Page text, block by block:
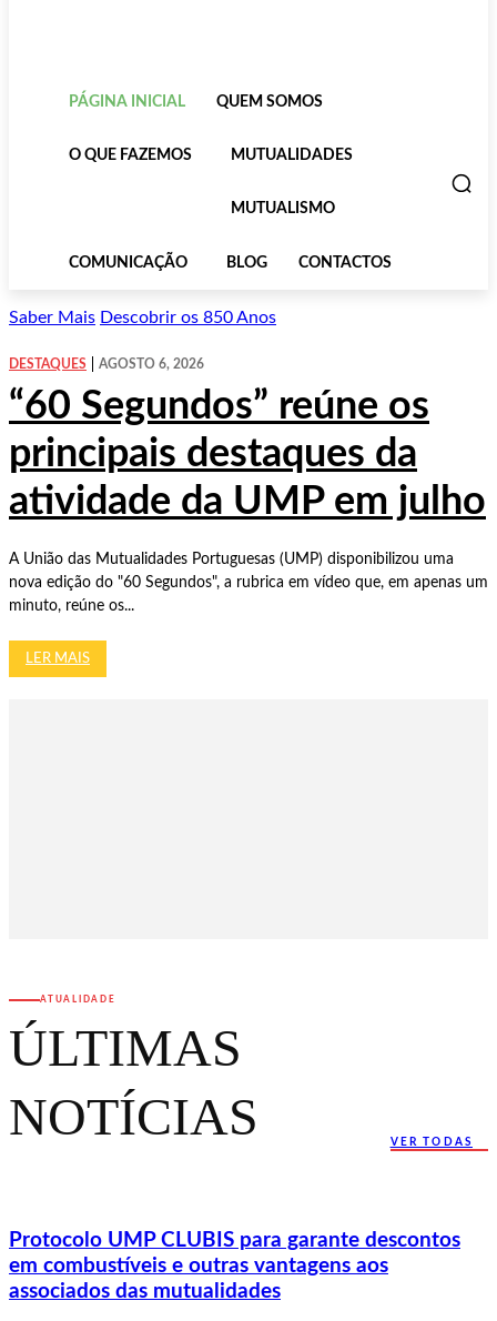
PÁGINA INICIAL QUEM SOMOS
O QUE FAZEMOS MUTUALIDADES
MUTUALISMO
COMUNICAÇÃO BLOG CONTACTOS
Saber Mais Descobrir os 850 Anos
DESTAQUES AGOSTO 6, 2026
“60 Segundos” reúne os
principais destaques da
atividade da UMP em julho
A União das Mutualidades Portuguesas (UMP) disponibilizou uma
nova edição do "60 Segundos", a rubrica em vídeo que, em apenas um
minuto, reúne os...
LER MAIS
ATUALIDADE
ÚLTIMAS
NOTÍCIAS
VER TODAS
Protocolo UMP CLUBIS para garante descontos
em combustíveis e outras vantagens aos
associados das mutualidades